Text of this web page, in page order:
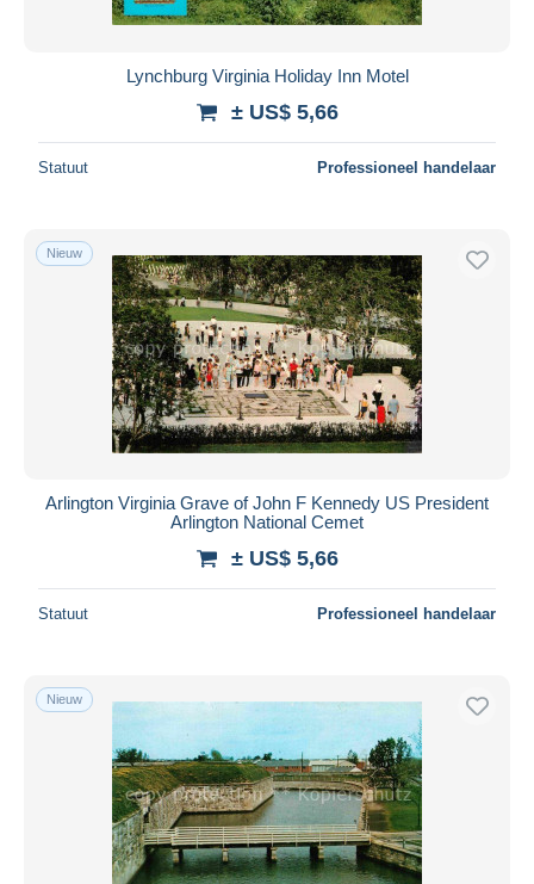
Lynchburg Virginia Holiday Inn Motel
± US$ 5,66
Statuut Professioneel handelaar
Nieuw
Arlington Virginia Grave of John F Kennedy US President
Arlington National Cemet
± US$ 5,66
Statuut Professioneel handelaar
Nieuw